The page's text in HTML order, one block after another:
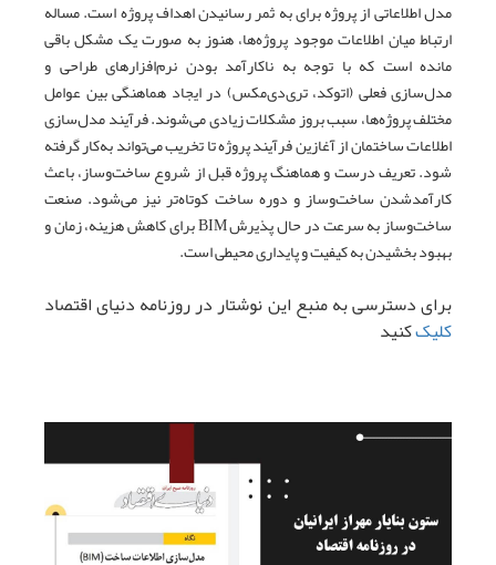
مدل اطلاعاتی از پروژه برای به ثمر رسانیدن اهداف پروژه است. مساله
ارتباط میان اطلاعات موجود پروژه‌ها، هنوز به صورت یک مشکل باقی
مانده است که با توجه به ناکارآمد بودن نرم‌افزارهای طراحی و
مدل‌سازی فعلی (اتوکد، تری‌دی‌مکس) در ایجاد هماهنگی بین عوامل
مختلف پروژه‌ها، سبب بروز مشکلات زیادی می‌شوند. فرآیند مدل‌سازی
اطلاعات ساختمان از آغازین فرآیند پروژه تا تخریب می‌تواند به‌کار گرفته
شود. تعریف درست و هماهنگ پروژه قبل از شروع ساخت‌وساز، باعث
کارآمدشدن ساخت‌وساز و دوره ساخت کوتاه‌تر نیز می‌شود. صنعت
ساخت‌وساز به سرعت در حال پذیرش BIM برای کاهش هزینه، زمان و
بهبود بخشیدن به کیفیت و پایداری محیطی است.
برای دسترسی به منبع این نوشتار در روزنامه دنیای اقتصاد
کلیککنید